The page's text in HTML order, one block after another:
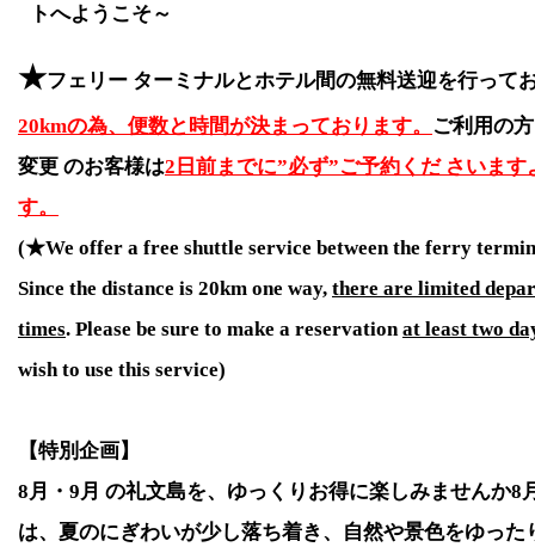
の主役が変わる8月のご案内です。まだ空室がござ い
ちしています。
2026/05/27
【7月空室状況】いつもたくさんのご予約をありがと
予約お待ちしています。
2026/04/26
【6月以降ご案内】多くの方へリーズナブルにコリン
し上がりいただける、お料理少なめコンパクトプラ ン
トへようこそ～
★フェリー ターミナルとホテル間の無料送迎を行って
20kmの為、便数と時間が決まっております。
ご利用の
変更 のお客様は2日前までに”必ず”ご予約くだ さいま
す。
(★We offer a free shuttle service between the ferry
Since the distance is 20km one way, there are limited
times. Please be sure to make a reservationat least two
wish to use this service)
【特別企画】
8月・ 9月 の礼文島を、ゆっくりお得に楽しみませんか8
は、夏のにぎわいが少し落ち着き、自然や景色をゆった